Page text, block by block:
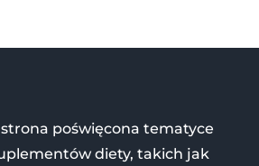
poświęcona tematyce
diety, takich jak